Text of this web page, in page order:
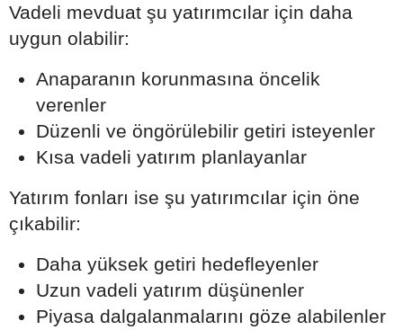
Vadeli mevduat şu yatırımcılar için daha
uygun olabilir:
Anaparanın korunmasına öncelik
verenler
Düzenli ve öngörülebilir getiri isteyenler
Kısa vadeli yatırım planlayanlar
Yatırım fonları ise şu yatırımcılar için öne
çıkabilir:
Daha yüksek getiri hedefleyenler
Uzun vadeli yatırım düşünenler
Piyasa dalgalanmalarını göze alabilenler